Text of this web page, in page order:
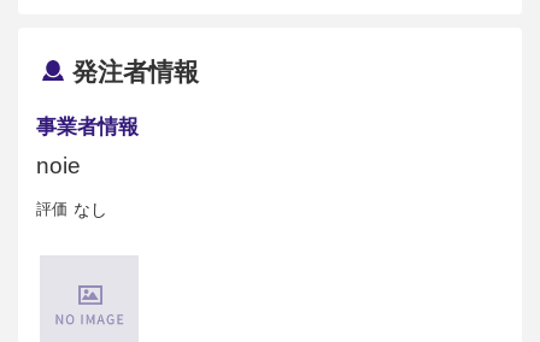
発注者情報
事業者情報
noie
評価 なし